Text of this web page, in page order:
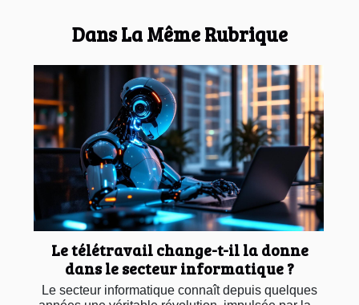
Dans La Même Rubrique
Le télétravail change-t-il la donne
dans le secteur informatique ?
Le secteur informatique connaît depuis quelques